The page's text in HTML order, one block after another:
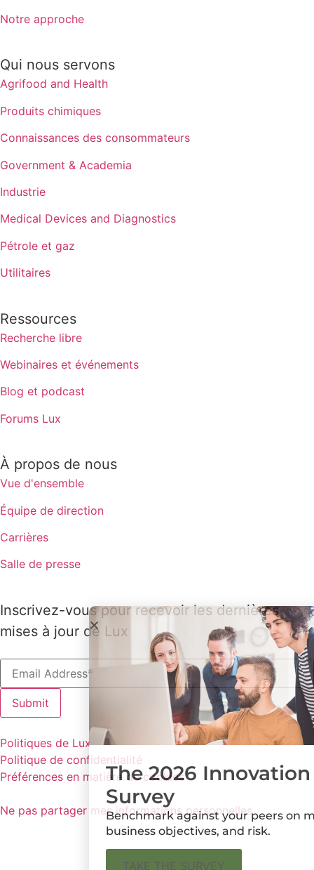
Notre approche
Qui nous servons
Agrifood and Health
Produits chimiques
Connaissances des consommateurs
Government & Academia
Industrie
Medical Devices and Diagnostics
Pétrole et gaz
Utilitaires
Ressources
Recherche libre
Webinaires et événements
Blog et podcast
Forums Lux
À propos de nous
Vue d'ensemble
Équipe de direction
Carrières
Salle de presse
Inscrivez-vous pour recevoir les dernières
mises à jour de Lux
Politiques de Lux
Politique de confidentialité
Préférences en matière de cookies
Ne pas partager mes informations personnelles
The 2026 Innovation
Survey
Benchmark against your peers on metrics,
business objectives, and risk.
TAKE THE SURVEY